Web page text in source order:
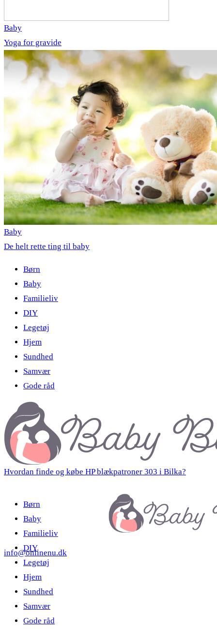
Baby
Yoga for gravide
Baby
De helt rette ting til baby
Børn
Baby
Familieliv
DIY
Legetøj
Hjem
Sundhed
Samvær
Gode råd
Hvordan finde og købe HP blækpatroner 303 i Bilka?
Børn
Baby
Familieliv
DIY
Legetøj
Hjem
Sundhed
Samvær
Gode råd
info@onlinenu.dk